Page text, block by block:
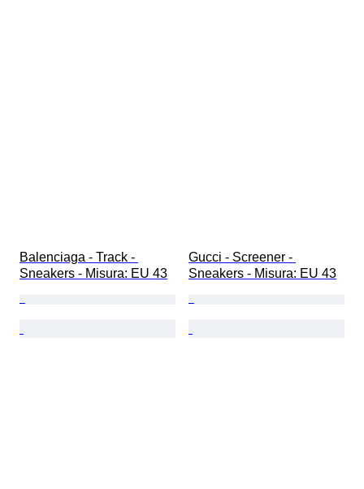
Balenciaga - Track -
Sneakers - Misura: EU 43
Gucci - Screener -
Sneakers - Misura: EU 43